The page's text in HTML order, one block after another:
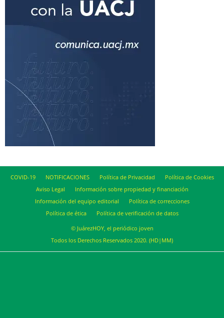
COVID-19 NOTIFICACIONES Política de Privacidad
Política de Cookies
Aviso Legal
Información sobre propiedad y financiación
Información del equipo editorial
Política de correcciones
Política de ética
Política de verificación de datos
© JuárezHOY, el periódico joven
Todos los Derechos Reservados 2020. (HD|MM)